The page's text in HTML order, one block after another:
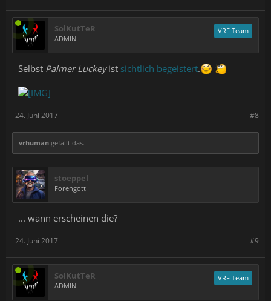
SolKutTeR
ADMIN
VRF Team
Selbst Palmer Luckeyist sichtlich begeistert.
#8
24. Juni 2017
vrhuman gefällt das.
stoeppel
Forengott
... wann erscheinen die?
#9
24. Juni 2017
SolKutTeR
ADMIN
VRF Team